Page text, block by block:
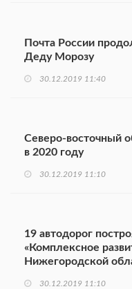
Почта России
Деду Морозу
30.12.2019 11:40
Северо-восточный
в 2020 году
30.12.2019 11:10
19 автодорог
«Комплексное
Нижегородской
30.12.2019 11:10